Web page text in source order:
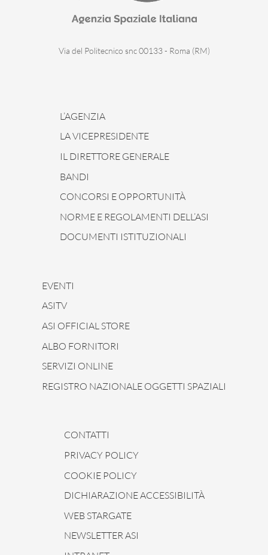
Via del Politecnico snc 00133 - Roma (RM)
L’AGENZIA
LA VICEPRESIDENTE
IL DIRETTORE GENERALE
BANDI
CONCORSI E OPPORTUNITÀ
NORME E REGOLAMENTI DELL’ASI
DOCUMENTI ISTITUZIONALI
EVENTI
ASITV
ASI OFFICIAL STORE
ALBO FORNITORI
SERVIZI ONLINE
REGISTRO NAZIONALE OGGETTI SPAZIALI
CONTATTI
PRIVACY POLICY
COOKIE POLICY
DICHIARAZIONE ACCESSIBILITÀ
WEB STARGATE
NEWSLETTER ASI